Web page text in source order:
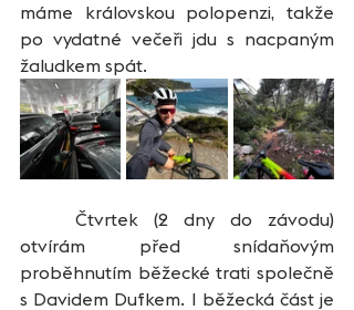
máme královskou polopenzi, takže
po vydatné večeři jdu s nacpaným
žaludkem spát.
otvírám před snídaňovým
proběhnutím běžecké trati společně
s Davidem Dufkem. I běžecká část je